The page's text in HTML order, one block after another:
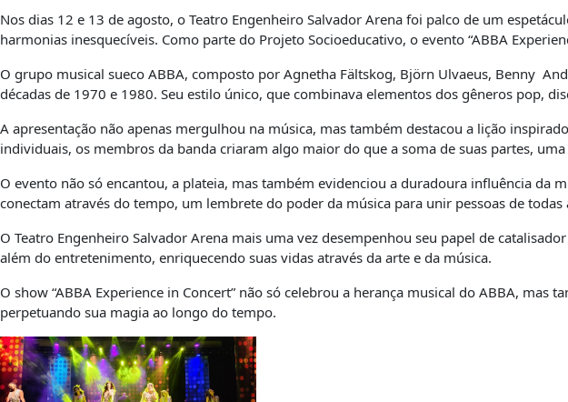
Nos dias 12 e 13 de agosto, o Teatro Engenheiro Salvador Arena foi palco de um
harmonias inesquecíveis. Como parte do Projeto Socioeducativo, o evento “ABBA
O grupo musical sueco ABBA, composto por Agnetha Fältskog, Björn Ulvaeus, Benny
décadas de 1970 e 1980. Seu estilo único, que combinava elementos dos gêneros pop,
A apresentação não apenas mergulhou na música, mas também destacou a lição
individuais, os membros da banda criaram algo maior do que a soma de suas partes,
O evento não só encantou, a plateia, mas também evidenciou a duradoura influência da
conectam através do tempo, um lembrete do poder da música para unir pessoas de todas
O Teatro Engenheiro Salvador Arena mais uma vez desempenhou seu papel de
além do entretenimento, enriquecendo suas vidas através da arte e da música.
O show “ABBA Experience in Concert” não só celebrou a herança musical do ABBA,
perpetuando sua magia ao longo do tempo.